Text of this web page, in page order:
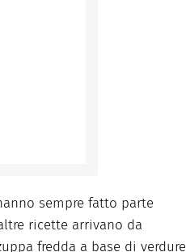
sempre fatto parte
ricette arrivano da
fredda a base di verdure